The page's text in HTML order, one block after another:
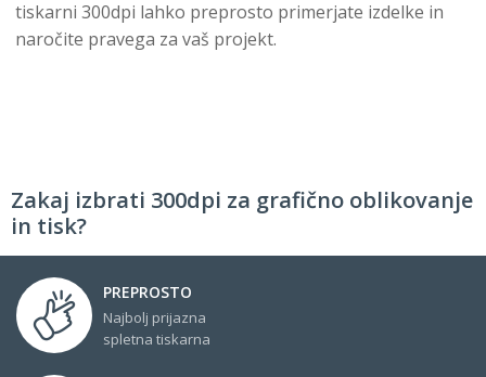
tiskarni 300dpi lahko preprosto primerjate izdelke in
naročite pravega za vaš projekt.
Zakaj izbrati 300dpi za grafično oblikovanje
in tisk?
PREPROSTO
Najbolj prijazna
spletna tiskarna